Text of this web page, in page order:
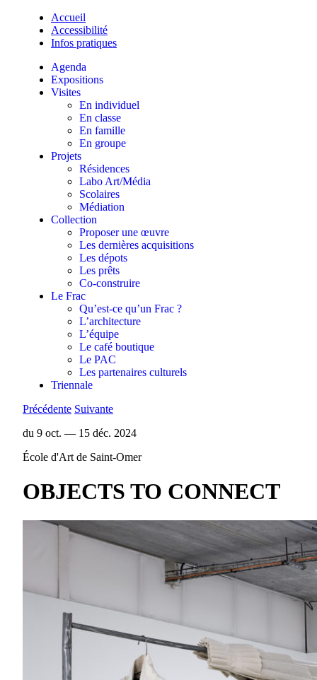
Accueil
Accessibilité
Infos pratiques
Agenda
Expositions
Visites
En individuel
En classe
En famille
En groupe
Projets
Résidences
Labo Art/Média
Scolaires
Médiation
Collection
Proposer une œuvre
Les dernières acquisitions
Les dépots
Les prêts
Co-construire
Le Frac
Qu’est-ce qu’un Frac ?
L’architecture
L’équipe
Le café boutique
Le PAC
Les partenaires culturels
Triennale
Précédente Suivante
du 9 oct. — 15 déc. 2024
École d'Art de Saint-Omer
OBJECTS TO CONNECT